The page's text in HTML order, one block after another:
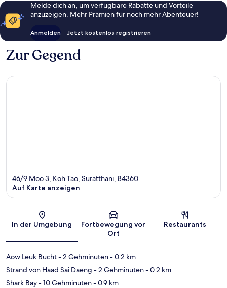
Melde dich an, um verfügbare Rabatte und Vorteile
anzuzeigen. Mehr Prämien für noch mehr Abenteuer!
Anmelden Jetzt kostenlos registrieren
Zur Gegend
Karte
46/9 Moo 3, Koh Tao, Suratthani, 84360
Auf Karte anzeigen
In der Umgebung
Fortbewegung vor
Ort
Restaurants
Aow Leuk Bucht- 2 Gehminuten- 0.2 km
Strand von Haad Sai Daeng - 2 Gehminuten- 0.2 km
Shark Bay- 10 Gehminuten- 0.9 km